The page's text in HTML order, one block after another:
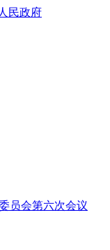
民政府
员会第六次会议